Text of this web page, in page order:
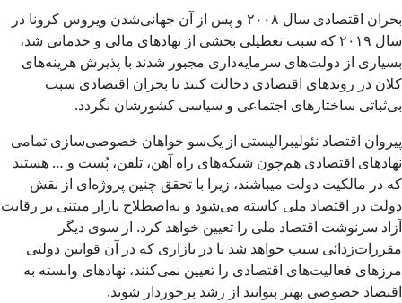
بحران اقتصادی سال ۲۰۰۸ و پس از آن جهانی‌شدن ویروس کرونا در
سال ۲۰۱۹ که سبب تعطیلی بخشی از نهادهای مالی و خدماتی شد،
بسیاری از دولت‌های سرمایه‌داری مجبور شدند با پذیرش هزینه‌های
کلان در روندهای اقتصادی دخالت کنند تا بحران اقتصادی سبب
بی‌ثباتی ساختارهای اجتماعی و سیاسی کشورشان نگردد.
پیروان اقتصاد نئولیبرالیستی از یک‌سو خواهان خصوصی‌سازی تمامی
نهادهای اقتصادی هم‌چون شبکه‌های راه آهن، تلفن، پُست و … هستند
که در مالکیت دولت میباشند، زیرا با تحقق چنین پروژه‌ای از نقش
دولت در اقتصاد ملی کاسته می‌شود و به‌اصطلاح بازار مبتنی بر رقابت
آزاد سرنوشت اقتصاد ملی را تعیین خواهد کرد. از سوی دیگر
مقررات‌زدائی سبب خواهد شد تا در بازاری که در آن قوانین دولتی
مرزهای فعالیت‌های اقتصادی را تعیین نمی‌کنند، نهادهای وابسته به
اقتصاد خصوصی بهتر بتوانند از رشد برخوردار شوند.